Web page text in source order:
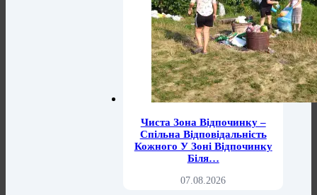
Чиста Зона Відпочинку –
Спільна Відповідальність
Кожного У Зоні Відпочинку
Біля…
07.08.2026